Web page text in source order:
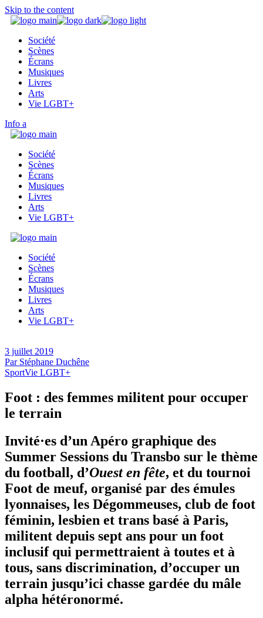
Skip to the content
Société
Scènes
Écrans
Musiques
Livres
Arts
Vie LGBT+
Info
Société
Scènes
Écrans
Musiques
Livres
Arts
Vie LGBT+
Société
Scènes
Écrans
Musiques
Livres
Arts
Vie LGBT+
3 juillet 2019
Par Stéphane Duchêne
SportVie LGBT+
Foot : des femmes militent pour occuper
le terrain
Invité·es d’un Apéro graphique des
Summer Sessions du Transbo sur le thème
du football, d’Ouest en fête, et du tournoi
Foot de meuf, organisé par des émules
lyonnaises, les Dégommeuses, club de foot
féminin, lesbien et trans basé à Paris,
militent depuis sept ans pour un foot
inclusif qui permettraient à toutes et à
tous, sans discrimination, d’occuper un
terrain jusqu’ici chasse gardée du mâle
alpha hétéronormé.